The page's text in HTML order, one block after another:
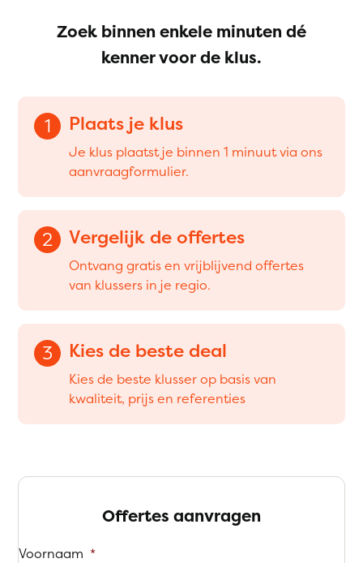
Zoek binnen enkele minuten dé
kenner voor de klus.
1 Plaats je klus
Je klus plaatst je binnen 1 minuut via ons
aanvraagformulier.
2 Vergelijk de offertes
Ontvang gratis en vrijblijvend offertes
van klussers in je regio.
3 Kies de beste deal
Kies de beste klusser op basis van
kwaliteit, prijs en referenties
Offertes aanvragen
Voornaam *